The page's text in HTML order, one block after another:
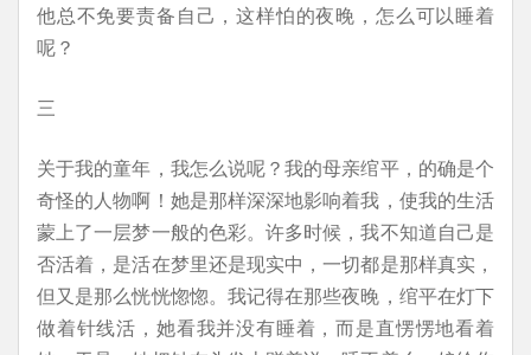
他总不免要责备自己，这样怕的夜晚，怎么可以睡着
呢？
三
关于我的童年，我怎么说呢？我的母亲绾平，的确是个
奇怪的人物啊！她是那样深深地影响着我，使我的生活
蒙上了一层梦一般的色彩。许多时候，我不知道自己是
否活着，是活在梦里还是现实中，一切都是那样真实，
但又是那么恍恍惚惚。我记得在那些夜晚，绾平在灯下
做着针线活，她看我并没有睡着，而是直愣愣地看着